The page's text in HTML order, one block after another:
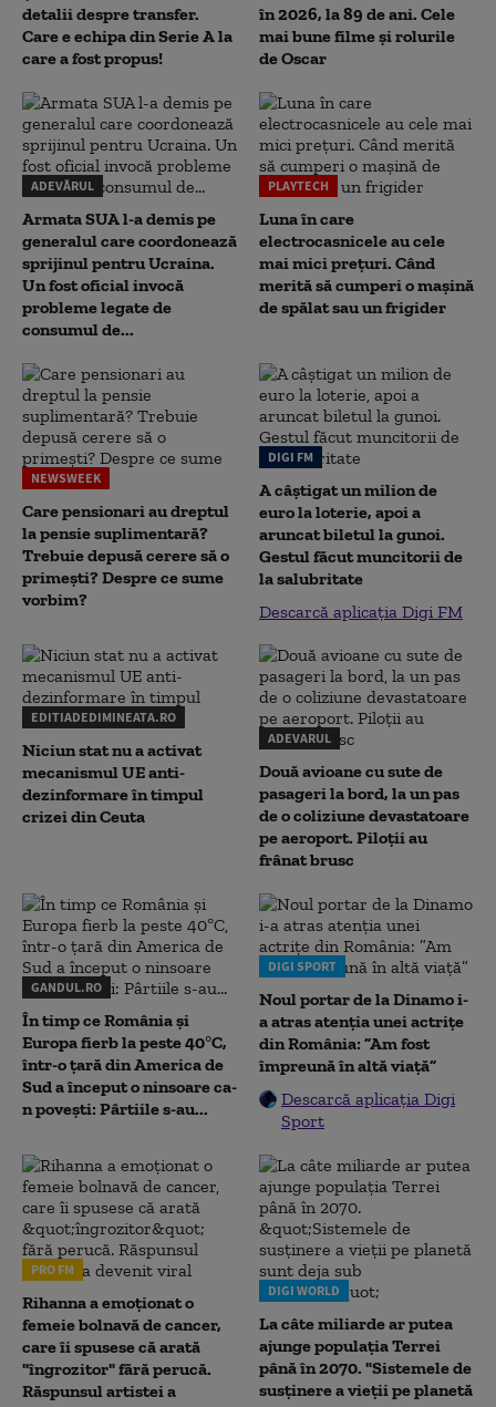
detalii despre transfer.
Care e echipa din Serie A la
care a fost propus!
în 2026, la 89 de ani. Cele
mai bune filme și rolurile
de Oscar
ADEVĂRUL
Armata SUA l-a demis pe
generalul care coordonează
sprijinul pentru Ucraina.
Un fost oficial invocă
probleme legate de
consumul de...
PLAYTECH
Luna în care
electrocasnicele au cele
mai mici prețuri. Când
merită să cumperi o mașină
de spălat sau un frigider
NEWSWEEK
Care pensionari au dreptul
la pensie suplimentară?
Trebuie depusă cerere să o
primești? Despre ce sume
vorbim?
DIGI FM
A câștigat un milion de
euro la loterie, apoi a
aruncat biletul la gunoi.
Gestul făcut muncitorii de
la salubritate
Descarcă aplicația Digi FM
EDITIADEDIMINEATA.RO
Niciun stat nu a activat
mecanismul UE anti-
dezinformare în timpul
crizei din Ceuta
ADEVARUL
Două avioane cu sute de
pasageri la bord, la un pas
de o coliziune devastatoare
pe aeroport. Piloții au
frânat brusc
GANDUL.RO
În timp ce România și
Europa fierb la peste 40°C,
într-o țară din America de
Sud a început o ninsoare ca-
n povești: Pârtiile s-au...
DIGI SPORT
Noul portar de la Dinamo i-
a atras atenția unei actrițe
din România: ”Am fost
împreună în altă viață”
Descarcă aplicația Digi
Sport
PRO FM
Rihanna a emoționat o
femeie bolnavă de cancer,
care îi spusese că arată
"îngrozitor" fără perucă.
Răspunsul artistei a
DIGI WORLD
La câte miliarde ar putea
ajunge populația Terrei
până în 2070. "Sistemele de
susținere a vieții pe planetă